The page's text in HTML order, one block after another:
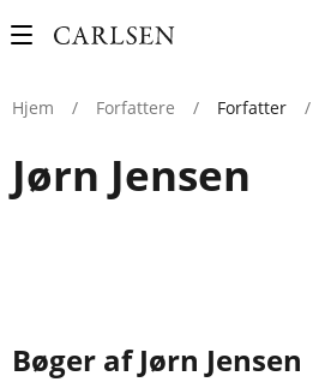
Main
Hjem
/ Forfattere / Forfatter /
Jørn Jensen
Bøger af Jørn Jensen